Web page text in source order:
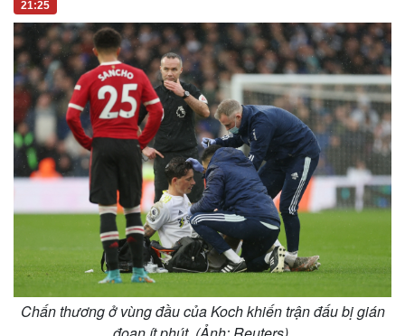
21:25
Chấn thương ở vùng đầu của Koch khiến trận đấu bị gián